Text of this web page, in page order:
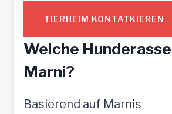
TIERHEIM KONTATKIEREN
Welche
Marni?
Basierend auf Marnis